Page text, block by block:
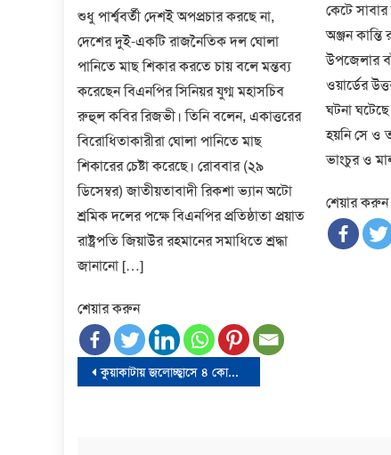
শুধু পার্শ্ববর্তী দেশই অপপ্রচার করছে না,
দেশের দুই-একটি রাজনৈতিক দল ঘোলা
পানিতে মাছ শিকার করতে চায় বলে মন্তব্য
করেছেন বিএনপির সিনিয়র যুগ্ম মহাসচিব
রুহুল কবির রিজভী। তিনি বলেন, একাত্তরের
বিরোধিতাকারীরা ঘোলা পানিতে মাছ
শিকারের চেষ্টা করেছে। রোববার (২৯
ডিসেম্বর) জাতীয়তাবাদী রিকশা ভ্যান অটো
শ্রমিক দলের পক্ষে বিএনপির প্রতিষ্ঠাতা প্রয়াত
রাষ্ট্রপতি জিয়াউর রহমানের সমাধিতে শ্রদ্ধা
জানানো […]
শেয়ার করুন
কেটে
অঞ্জন
উপজেলার
ওয়ার্ডের
ঘটনা
হয়নি সে ও
ভাংচুর ও
শেয়ার করুন
Post
কুয়াকাটায় জলোচ্ছ্বাসে ৪ কোটি টাকার মেরিনড্রাইভ সড়ক ধ্বসে যাওয়ায় পাঁচ সদস্য বিশিষ্ট তদন্ত কমিটি গঠন